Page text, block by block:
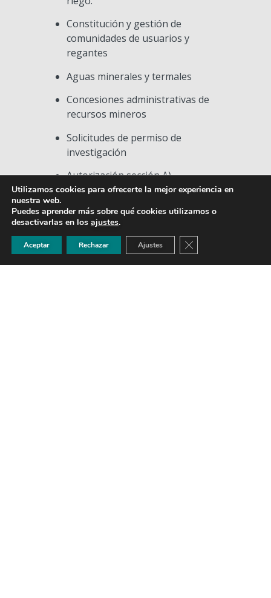
Constitución y gestión de
comunidades de usuarios y
regantes
Aguas minerales y termales
Concesiones administrativas de
recursos mineros
Solicitudes de permiso de
investigación
Autorización sección A)
Defensa expedientes de
compatibilidad de
aprovechamientos sección A) y C)
Reclasificación de recurso minero al
amparo del RD 107/95
Utilizamos cookies para ofrecerte la mejor experiencia en
nuestra web.
Puedes aprender más sobre qué cookies utilizamos o
desactivarlas en los ajustes.
Aceptar Rechazar Ajustes CERRAR EL